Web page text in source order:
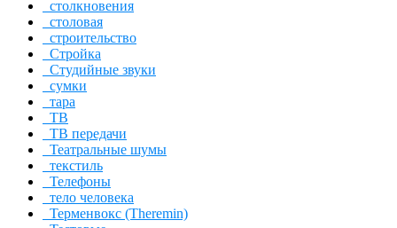
столкновения
столовая
строительство
Стройка
Студийные звуки
сумки
тара
ТВ
ТВ передачи
Театральные шумы
текстиль
Телефоны
тело человека
Терменвокс (Theremin)